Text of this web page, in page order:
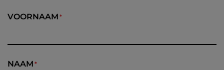
VOORNAAM
NAAM